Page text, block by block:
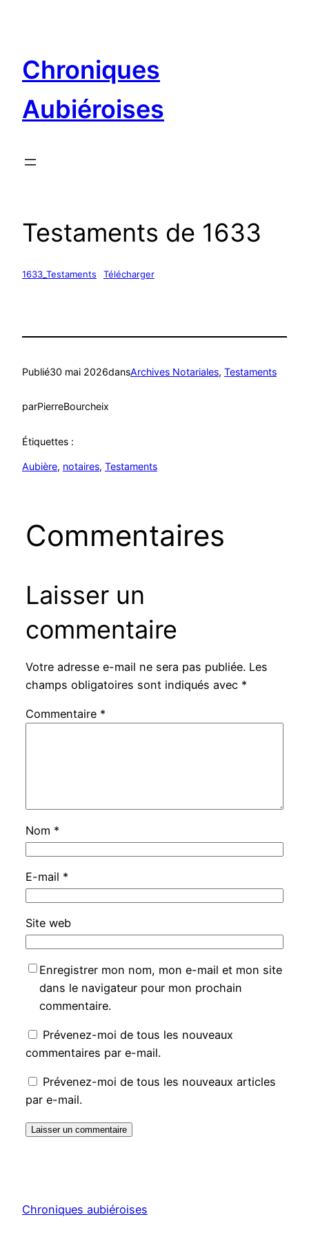
Chroniques
Aubiéroises
Testaments de 1633
1633_Testaments Télécharger
Publié30 mai 2026dansArchives Notariales, Testaments
parPierreBourcheix
Étiquettes :
Aubière, notaires, Testaments
Commentaires
Laisser un
commentaire
Votre adresse e-mail ne sera pas publiée. Les
champs obligatoires sont indiqués avec *
Commentaire *
Nom *
E-mail *
Site web
Enregistrer mon nom, mon e-mail et mon site
dans le navigateur pour mon prochain
commentaire.
Prévenez-moi de tous les nouveaux
commentaires par e-mail.
Prévenez-moi de tous les nouveaux articles
par e-mail.
Chroniques aubiéroises